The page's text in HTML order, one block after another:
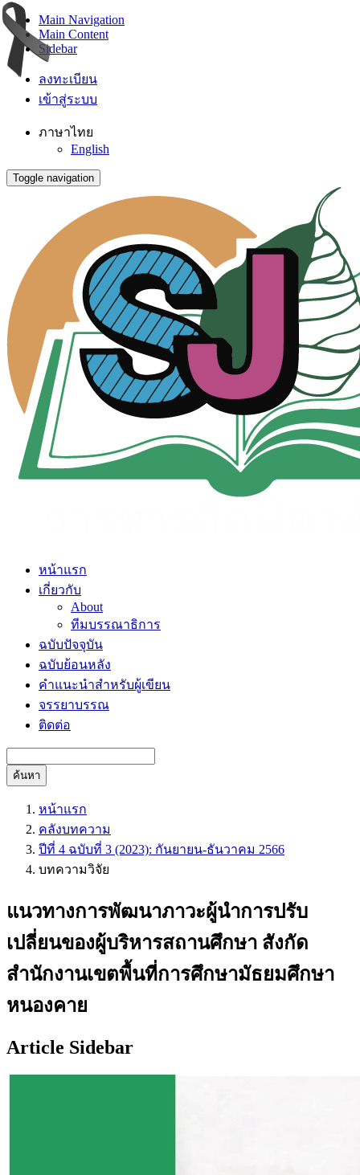
Main Navigation
Main Content
Sidebar
ลงทะเบียน
เข้าสู่ระบบ
ภาษาไทย
English
Toggle navigation
หน้าแรก
เกี่ยวกับ
About
ทีมบรรณาธิการ
ฉบับปัจจุบัน
ฉบับย้อนหลัง
คำแนะนำสำหรับผู้เขียน
จรรยาบรรณ
ติดต่อ
ค้นหา
หน้าแรก
คลังบทความ
ปีที่ 4 ฉบับที่ 3 (2023): กันยายน-ธันวาคม 2566
บทความวิจัย
แนวทางการพัฒนาภาวะผู้นำการปรับ
เปลี่ยนของผู้บริหารสถานศึกษา สังกัด
สำนักงานเขตพื้นที่การศึกษามัธยมศึกษา
หนองคาย
Article Sidebar